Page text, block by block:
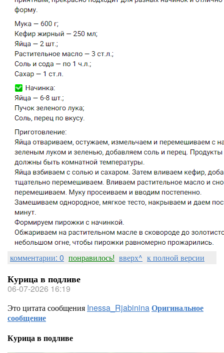
комментарии: 0 понравилось! вверх^ к полной версии
Курица в подливе
06-07-2026 16:19
Это цитата сообщения Inessa_RjabininaОригинальное
сообщение
Курица в подливе